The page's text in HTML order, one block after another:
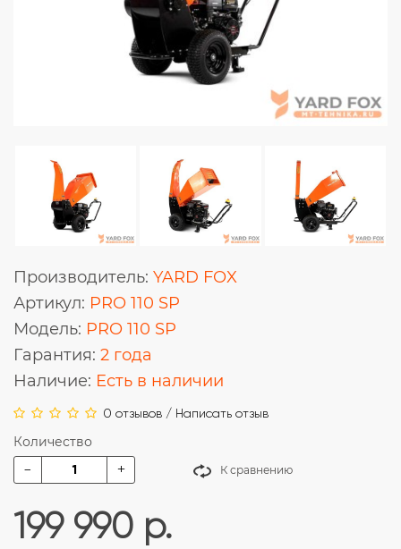
Производитель: YARD FOX
Артикул: PRO 110 SP
Модель: PRO 110 SP
Гарантия: 2 года
Наличие: Есть в наличии
0 отзывов / Написать отзыв
Количество
- + К сравнению
199 990 р.